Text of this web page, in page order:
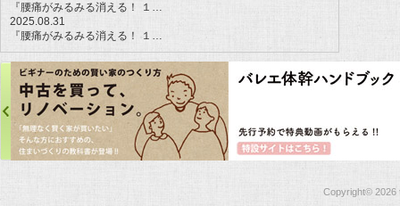
『腰痛がみるみる消える！ １…
2025.08.31
『腰痛がみるみる消える！ １…
Copyright© 2026